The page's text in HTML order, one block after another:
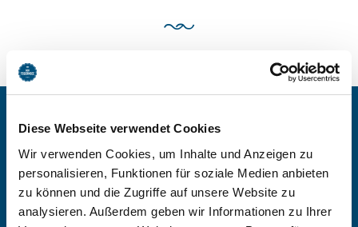
Diese Webseite verwendet Cookies
Wir verwenden Cookies, um Inhalte und Anzeigen zu
personalisieren, Funktionen für soziale Medien anbieten
zu können und die Zugriffe auf unsere Website zu
analysieren. Außerdem geben wir Informationen zu Ihrer
BEI GÄSTEHAUS MAIER
"ZUM BITSCHER"
BUCHEN